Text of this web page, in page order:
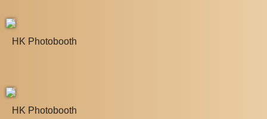
HK Photobooth
HK Photobooth